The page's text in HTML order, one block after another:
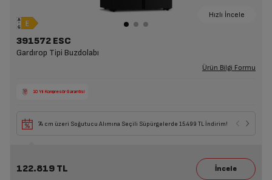
Hızlı İncele
391572 ESC
Gardırop Tipi Buzdolabı
Ürün Bilgi Formu
10 Yıl Kompresör Garantisi
74 cm üzeri Soğutucu Alımına Seçili Süpürgelerde 15.499 TL İndirim!
122.819 TL